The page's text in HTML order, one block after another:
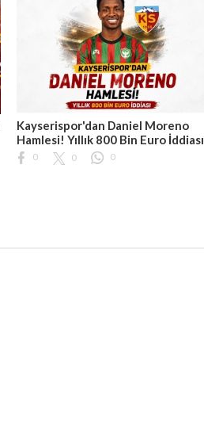
Kayserispor'dan Daniel Moreno
Hamlesi! Yıllık 800 Bin Euro İddiası
0 0 0